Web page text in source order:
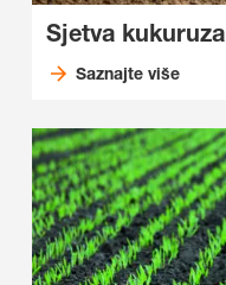
Sjetva kukuruza
Saznajte više